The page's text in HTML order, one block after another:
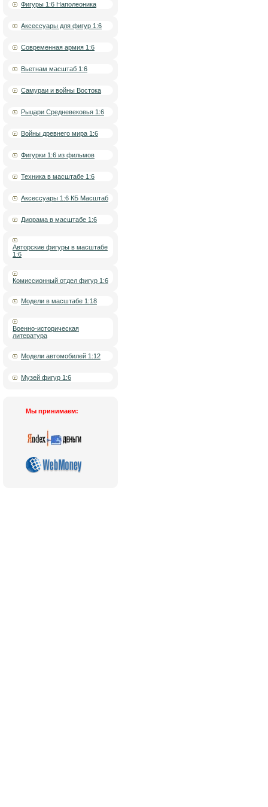
Фигуры 1:6 Наполеоника
Аксессуары для фигур 1:6
Современная армия 1:6
Вьетнам масштаб 1:6
Самураи и войны Востока
Рыцари Средневековья 1:6
Войны древнего мира 1:6
Фигурки 1:6 из фильмов
Техника в масштабе 1:6
Аксессуары 1:6 КБ Масштаб
Диорама в масштабе 1:6
Авторские фигуры в масштабе
1:6
Комиссионный отдел фигур 1:6
Модели в масштабе 1:18
Военно-историческая
литература
Модели автомобилей 1:12
Музей фигур 1:6
Мы принимаем: